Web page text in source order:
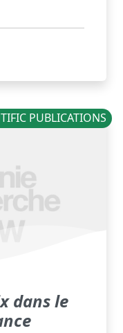
PUBLICATIONS
dans le